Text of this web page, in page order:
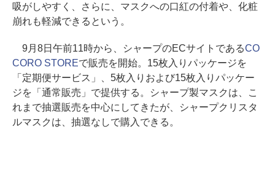
吸がしやすく、さらに、マスクへの口紅の付着や、化粧
崩れも軽減できるという。
9月8日午前11時から、シャープのECサイトであるCO
CORO STOREで販売を開始。15枚入りパッケージを
「定期便サービス」、5枚入りおよび15枚入りパッケー
ジを「通常販売」で提供する。シャープ製マスクは、こ
れまで抽選販売を中心にしてきたが、シャープクリスタ
ルマスクは、抽選なしで購入できる。